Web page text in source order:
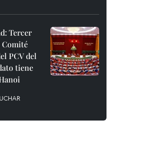
Tercer
Comité
PCV del
tiene